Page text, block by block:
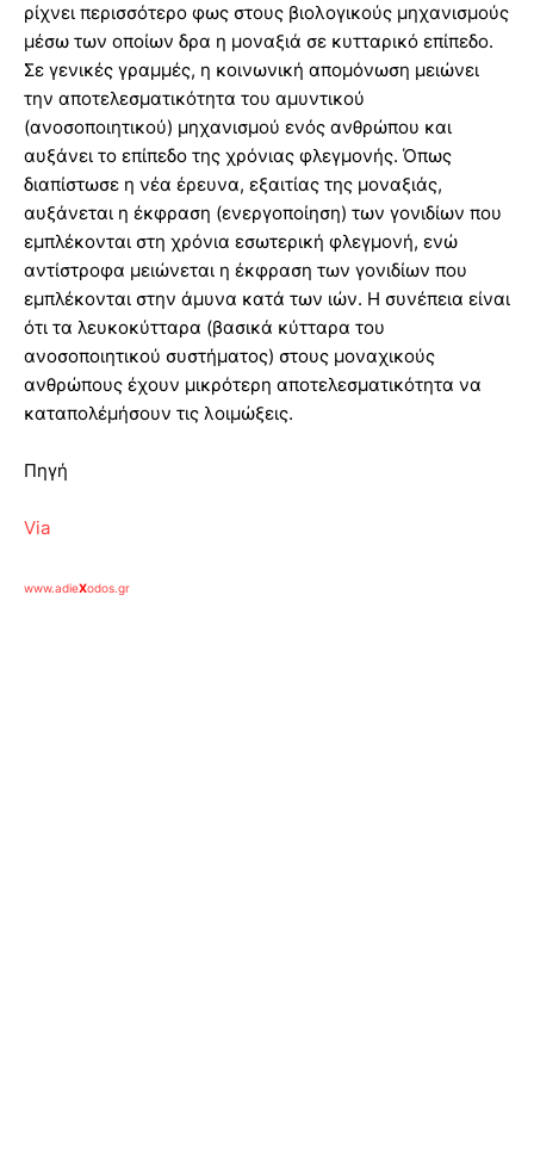
ρίχνει περισσότερο φως στους βιολογικούς μηχανισμούς
μέσω των οποίων δρα η μοναξιά σε κυτταρικό επίπεδο.
Σε γενικές γραμμές, η κοινωνική απομόνωση μειώνει
την αποτελεσματικότητα του αμυντικού
(ανοσοποιητικού) μηχανισμού ενός ανθρώπου και
αυξάνει το επίπεδο της χρόνιας φλεγμονής. Όπως
διαπίστωσε η νέα έρευνα, εξαιτίας της μοναξιάς,
αυξάνεται η έκφραση (ενεργοποίηση) των γονιδίων που
εμπλέκονται στη χρόνια εσωτερική φλεγμονή, ενώ
αντίστροφα μειώνεται η έκφραση των γονιδίων που
εμπλέκονται στην άμυνα κατά των ιών. Η συνέπεια είναι
ότι τα λευκοκύτταρα (βασικά κύτταρα του
ανοσοποιητικού συστήματος) στους μοναχικούς
ανθρώπους έχουν μικρότερη αποτελεσματικότητα να
καταπολέμήσουν τις λοιμώξεις.
Πηγή
Via
www.adieXodos.gr